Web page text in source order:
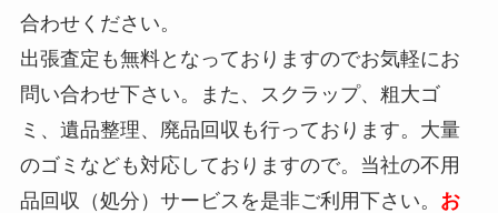
合わせください。
出張査定も無料となっておりますのでお気軽にお
問い合わせ下さい。また、スクラップ、粗大ゴ
ミ、遺品整理、廃品回収も行っております。大量
のゴミなども対応しておりますので。当社の不用
品回収（処分）サービスを是非ご利用下さい。 お